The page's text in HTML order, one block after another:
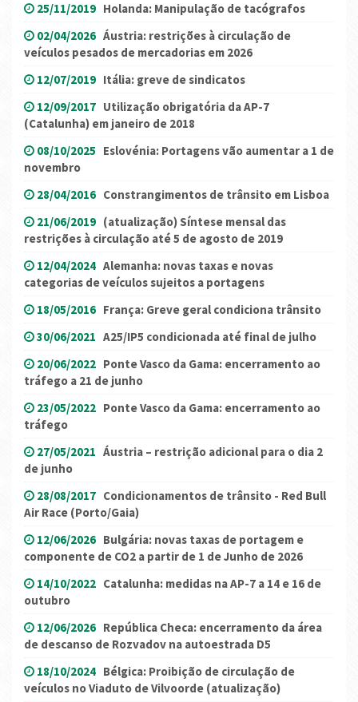
25/11/2019 Holanda: Manipulação de tacógrafos
02/04/2026 Áustria: restrições à circulação de
veículos pesados ​​de mercadorias em 2026
12/07/2019 Itália: greve de sindicatos
12/09/2017 Utilização obrigatória da AP-7
(Catalunha) em janeiro de 2018
08/10/2025 Eslovénia: Portagens vão aumentar a 1 de
novembro
28/04/2016 Constrangimentos de trânsito em Lisboa
21/06/2019 (atualização) Síntese mensal das
restrições à circulação até 5 de agosto de 2019
12/04/2024 Alemanha: novas taxas e novas
categorias de veículos sujeitos a portagens
18/05/2016 França: Greve geral condiciona trânsito
30/06/2021 A25/IP5 condicionada até final de julho
20/06/2022 Ponte Vasco da Gama: encerramento ao
tráfego a 21 de junho
23/05/2022 Ponte Vasco da Gama: encerramento ao
tráfego
27/05/2021 Áustria – restrição adicional para o dia 2
de junho
28/08/2017 Condicionamentos de trânsito - Red Bull
Air Race (Porto/Gaia)
12/06/2026 Bulgária: novas taxas de portagem e
componente de CO2 a partir de 1 de Junho de 2026
14/10/2022 Catalunha: medidas na AP-7 a 14 e 16 de
outubro
12/06/2026 República Checa: encerramento da área
de descanso de Rozvadov na autoestrada D5
18/10/2024 Bélgica: Proibição de circulação de
veículos no Viaduto de Vilvoorde (atualização)